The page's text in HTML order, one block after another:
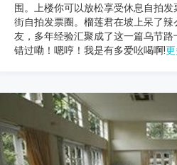
围。上楼你可以放松享受休息自拍
街自拍发票圈。榴莲君在坡上呆了
友，多年经验汇聚成了这一篇乌节
错过嘞！嗯哼！我是有多爱吆喝啊!更